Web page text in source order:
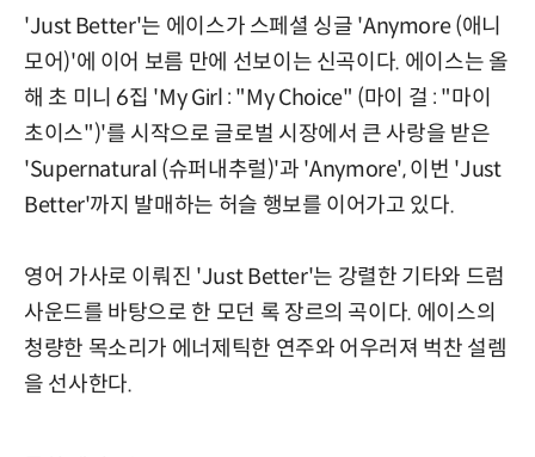
'Just Better'는 에이스가 스페셜 싱글 'Anymore (애니
모어)'에 이어 보름 만에 선보이는 신곡이다. 에이스는 올
해 초 미니 6집 'My Girl : "My Choice" (마이 걸 : "마이
초이스")'를 시작으로 글로벌 시장에서 큰 사랑을 받은
'Supernatural (슈퍼내추럴)'과 'Anymore', 이번 'Just
Better'까지 발매하는 허슬 행보를 이어가고 있다.
영어 가사로 이뤄진 'Just Better'는 강렬한 기타와 드럼
사운드를 바탕으로 한 모던 록 장르의 곡이다. 에이스의
청량한 목소리가 에너제틱한 연주와 어우러져 벅찬 설렘
을 선사한다.